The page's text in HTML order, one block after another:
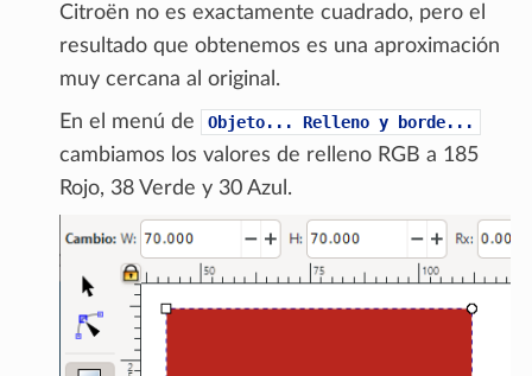
Citroën no es exactamente cuadrado, pero el
resultado que obtenemos es una aproximación
muy cercana al original.
En el menú de
Objeto... Relleno y borde...
cambiamos los valores de relleno RGB a 185
Rojo, 38 Verde y 30 Azul.